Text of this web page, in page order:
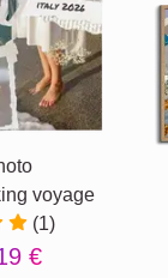
voyage
(1)
€